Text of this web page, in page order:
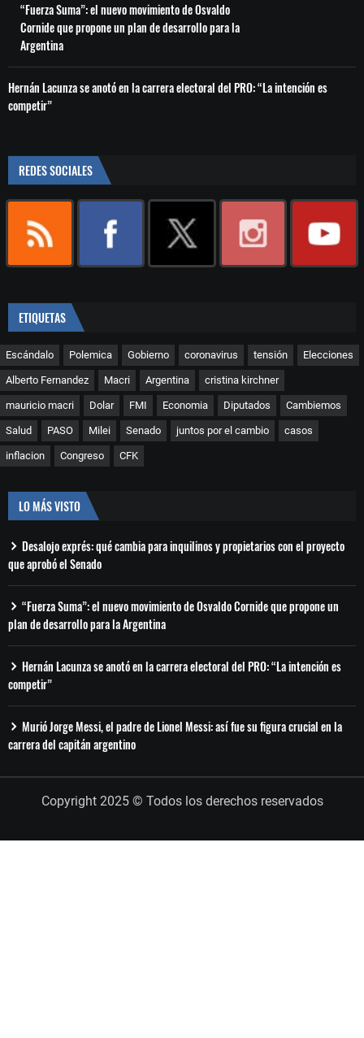
“Fuerza Suma”: el nuevo movimiento de Osvaldo
Cornide que propone un plan de desarrollo para la
Argentina
Hernán Lacunza se anotó en la carrera electoral del PRO: “La intención es
competir”
REDES SOCIALES
ETIQUETAS
Escándalo Polemica Gobierno coronavirus tensión Elecciones
Alberto Fernandez Macri Argentina cristina kirchner
mauricio macri Dolar FMI Economia Diputados Cambiemos
Salud PASO Milei Senado juntos por el cambio casos
inflacion Congreso CFK
LO MÁS VISTO
Desalojo exprés: qué cambia para inquilinos y propietarios con el proyecto
que aprobó el Senado
“Fuerza Suma”: el nuevo movimiento de Osvaldo Cornide que propone un
plan de desarrollo para la Argentina
Hernán Lacunza se anotó en la carrera electoral del PRO: “La intención es
competir”
Murió Jorge Messi, el padre de Lionel Messi: así fue su figura crucial en la
carrera del capitán argentino
Copyright 2025 © Todos los derechos reservados